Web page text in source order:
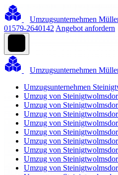
Umzugsunternehmen
01579-2640142 Angebot anfordern
Umzugsunternehmen
Umzugsunternehmen
Umzug von
Umzug von
Umzug von
Umzug von
Umzug von
Umzug von
Umzug von
Umzug von
Umzug von